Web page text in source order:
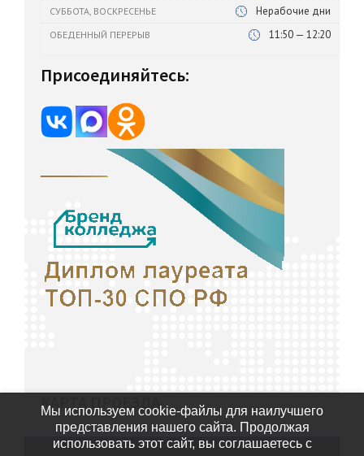
СУББОТА, ВОСКРЕСЕНЬЕ Нерабочие дни
ОБЕДЕННЫЙ ПЕРЕРЫВ 11:50 — 12:20
Присоединяйтесь:
КАРТА ПРОЕЗДА
Мы используем cookie-файлы для наилучшего
представления нашего сайта. Продолжая
использовать этот сайт, вы соглашаетесь с